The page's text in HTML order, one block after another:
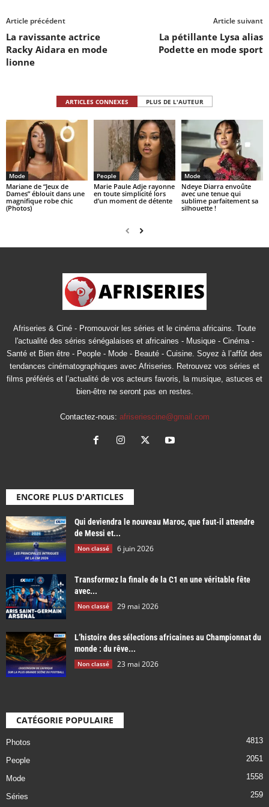
Article précédent
La ravissante actrice
Racky Aidara en mode
lionne
Article suivant
La pétillante Lysa alias
Podette en mode sport
ARTICLES CONNEXES PLUS DE L'AUTEUR
Mode
Mariane de “Jeux de
Dames” éblouit dans une
magnifique robe chic
(Photos)
People
Marie Paule Adje rayonne
en toute simplicité lors
d’un moment de détente
Mode
Ndeye Diarra envoûte
avec une tenue qui
sublime parfaitement sa
silhouette !
Afriseries & Ciné - Promouvoir les séries et le cinéma africains. Toute
l'actualité des séries sénégalaises et africaines - Musique - Cinéma -
Santé et Bien être - People - Mode - Beauté - Cuisine. Soyez à l’affût des
tendances cinématographiques avec Afriseries. Retrouvez vos séries et
films préférés et l’actualité de vos acteurs favoris, la musique, astuces et
bien-être ne seront pas en restes.
Contactez-nous: afriseriescine@gmail.com
ENCORE PLUS D'ARTICLES
Qui deviendra le nouveau Maroc, que faut-il attendre
de Messi et...
Non classé 6 juin 2026
Transformez la finale de la C1 en une véritable fête
avec...
Non classé 29 mai 2026
L’histoire des sélections africaines au Championnat du
monde : du rêve...
Non classé 23 mai 2026
CATÉGORIE POPULAIRE
Photos 4813
People 2051
Mode 1558
Séries 259